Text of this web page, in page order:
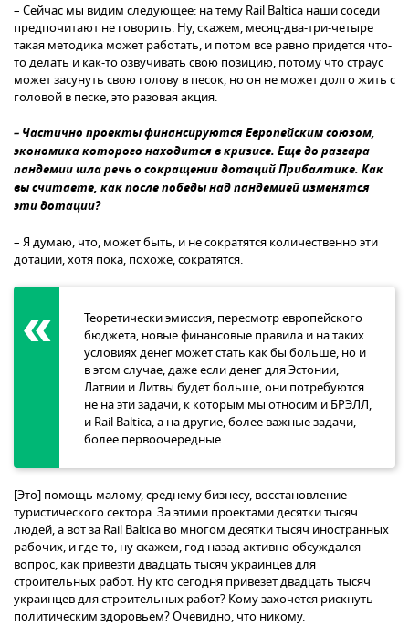
– Сейчас мы видим следующее: на тему Rail Baltica наши соседи
предпочитают не говорить. Ну, скажем, месяц-два-три-четыре
такая методика может работать, и потом все равно придется что-
то делать и как-то озвучивать свою позицию, потому что страус
может засунуть свою голову в песок, но он не может долго жить с
головой в песке, это разовая акция.
– Частично проекты финансируются Европейским союзом,
экономика которого находится в кризисе. Еще до разгара
пандемии шла речь о сокращении дотаций Прибалтике. Как
вы считаете, как после победы над пандемией изменятся
эти дотации?
– Я думаю, что, может быть, и не сократятся количественно эти
дотации, хотя пока, похоже, сократятся.
Теоретически эмиссия, пересмотр европейского
бюджета, новые финансовые правила и на таких
условиях денег может стать как бы больше, но и
в этом случае, даже если денег для Эстонии,
Латвии и Литвы будет больше, они потребуются
не на эти задачи, к которым мы относим и БРЭЛЛ,
и Rail Baltica, а на другие, более важные задачи,
более первоочередные.
[Это] помощь малому, среднему бизнесу, восстановление
туристического сектора. За этими проектами десятки тысяч
людей, а вот за Rail Baltica во многом десятки тысяч иностранных
рабочих, и где-то, ну скажем, год назад активно обсуждался
вопрос, как привезти двадцать тысяч украинцев для
строительных работ. Ну кто сегодня привезет двадцать тысяч
украинцев для строительных работ? Кому захочется рискнуть
политическим здоровьем? Очевидно, что никому.